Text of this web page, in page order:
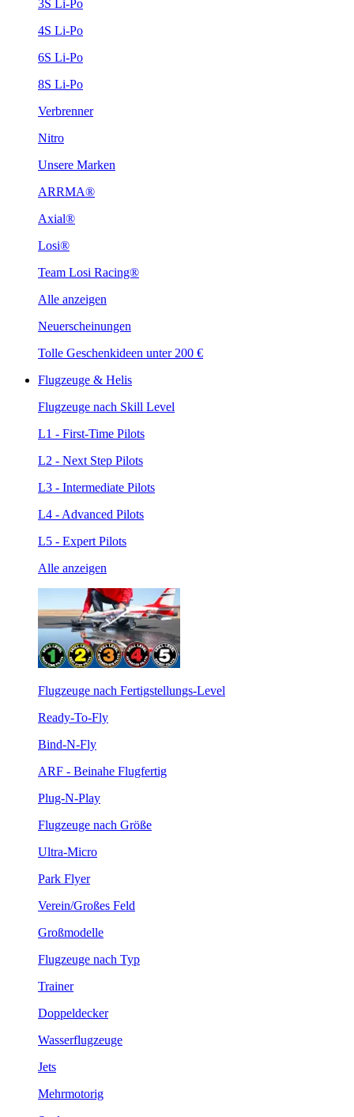
3S Li-Po
4S Li-Po
6S Li-Po
8S Li-Po
Verbrenner
Nitro
Unsere Marken
ARRMA®
Axial®
Losi®
Team Losi Racing®
Alle anzeigen
Neuerscheinungen
Tolle Geschenkideen unter 200 €
Flugzeuge & Helis
Flugzeuge nach Skill Level
L1 - First-Time Pilots
L2 - Next Step Pilots
L3 - Intermediate Pilots
L4 - Advanced Pilots
L5 - Expert Pilots
Alle anzeigen
Flugzeuge nach Fertigstellungs-Level
Ready-To-Fly
Bind-N-Fly
ARF - Beinahe Flugfertig
Plug-N-Play
Flugzeuge nach Größe
Ultra-Micro
Park Flyer
Verein/Großes Feld
Großmodelle
Flugzeuge nach Typ
Trainer
Doppeldecker
Wasserflugzeuge
Jets
Mehrmotorig